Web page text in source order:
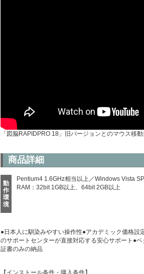
「図脳RAPIDPRO 18」旧バージョンとのマウス移
商品詳細
動
作
環
境
Pentium4 1.6GHz相当以上／Windows Vista
RAM：32bit 1GB以上、64bit 2GB以上
●日本人に馴染みやすい操作性●アカデミック価格
のサポートセンターが直接対応する安心サポート●
証書のみの納品
【インストール条件・購入条件】